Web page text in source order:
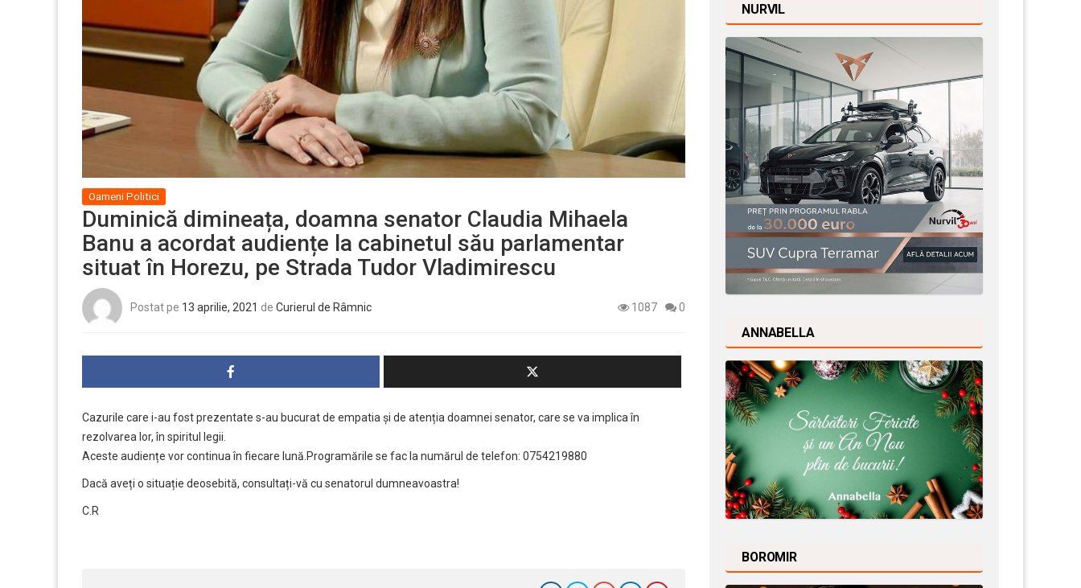
Oameni Politici
Duminică dimineața, doamna senator Claudia Mihaela
Banu a acordat audiențe la cabinetul său parlamentar
situat în Horezu, pe Strada Tudor Vladimirescu
Postat pe 13 aprilie, 2021 de Curierul de Râmnic 1087 0
Cazurile care i-au fost prezentate s-au bucurat de empatia și de atenția doamnei senator, care se va implica în
rezolvarea lor, în spiritul legii.
Aceste audiențe vor continua în fiecare lună.Programările se fac la numărul de telefon: 0754219880
Dacă aveți o situație deosebită, consultați-vă cu senatorul dumneavoastra!
C.R
NURVIL
ANNABELLA
BOROMIR